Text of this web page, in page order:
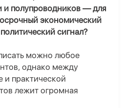
и полупроводников — для
экономический
сигнал?
можно любое
однако между
и практической
лежит огромная